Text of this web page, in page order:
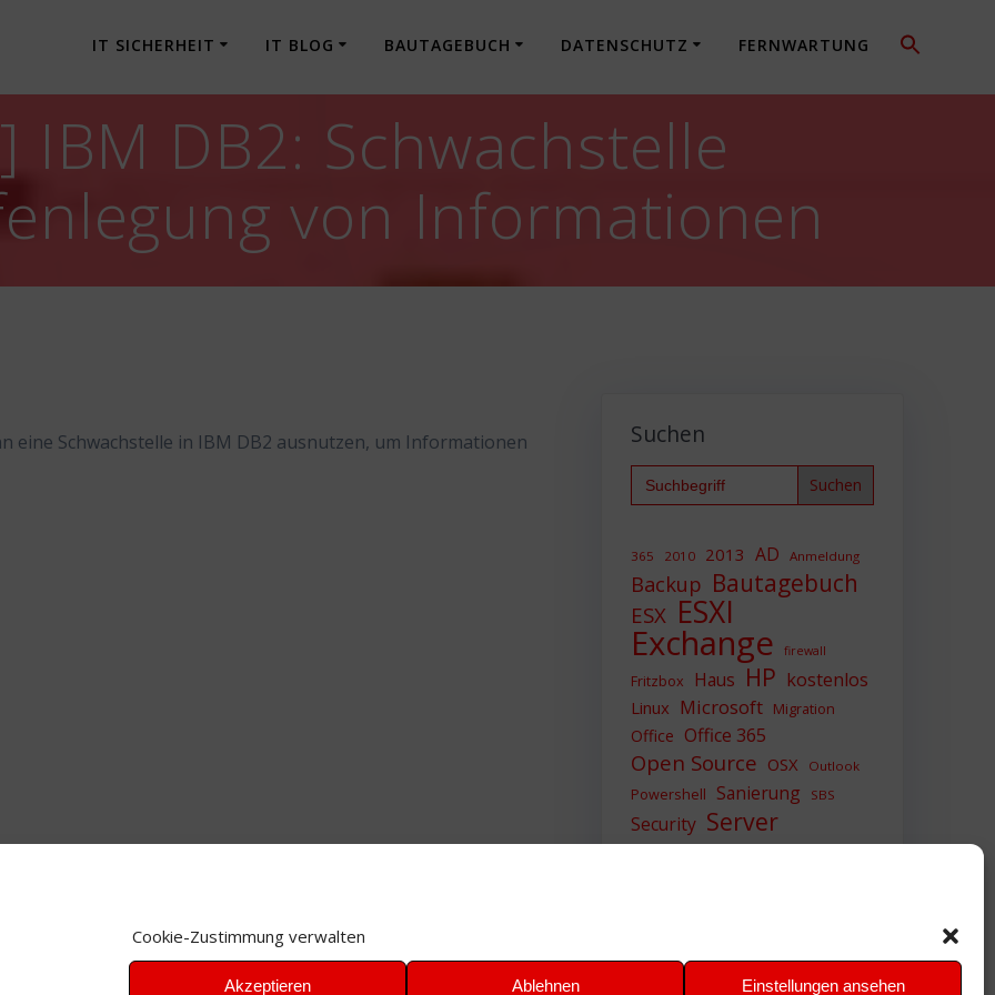
Cookie-Zustimmung verwalten
Akzeptieren Ablehnen Einstellungen ansehen
IT SICHERHEIT IT BLOG BAUTAGEBUCH DATENSCHUTZ FERNWARTUNG
IBM DB2: Schwachstelle
von Informationen
Schwachstelle in IBM DB2 ausnutzen, um Informationen
Suchen
Search
for:
365 2010 2013 AD Anmeldung
Backup Bautagebuch
ESX ESXI
Exchange firewall
Fritzbox Haus HP kostenlos
Linux Microsoft Migration
Office Office 365
Open Source OSX Outlook
Powershell Sanierung SBS
Security Server
Sicherheit SIEM
VMWare VPN WAZUH